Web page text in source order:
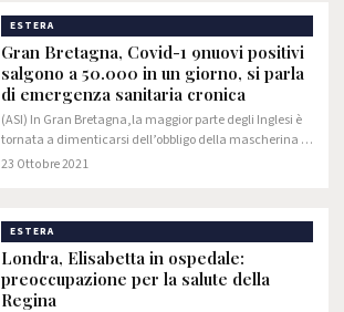
ESTERA
Gran Bretagna, Covid-1 9nuovi positivi
salgono a 50.000 in un giorno, si parla
di emergenza sanitaria cronica
(ASI) In Gran Bretagna,la maggior parte degli Inglesi è
tornata a dimenticarsi dell’obbligo della mascherina o
di qualsiasi certificato che possa attestare la propria
23 Ottobre 2021
ESTERA
Londra, Elisabetta in ospedale:
preoccupazione per la salute della
Regina